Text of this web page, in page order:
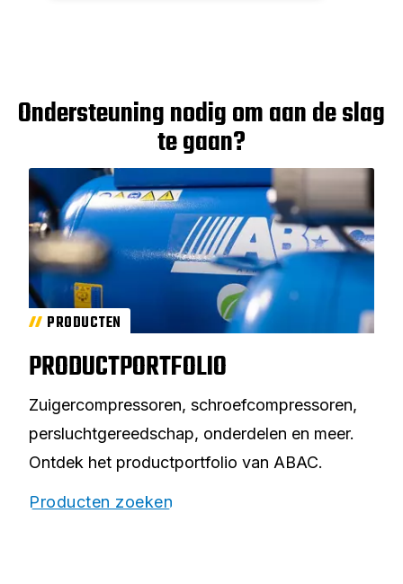
Ondersteuning nodig om aan de slag
te gaan?
PRODUCTEN
PRODUCTPORTFOLIO
Zuigercompressoren, schroefcompressoren,
persluchtgereedschap, onderdelen en meer.
Ontdek het productportfolio van ABAC.
Producten zoeken